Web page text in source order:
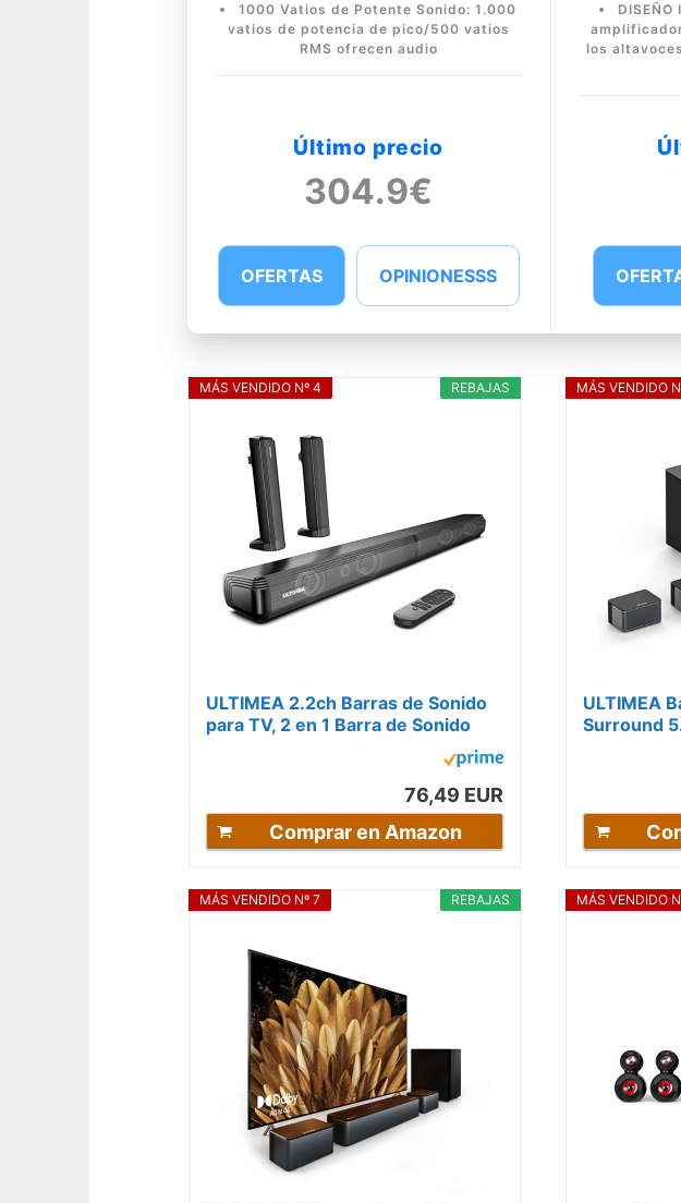
1000 Vatios de Potente Sonido: 1.000
vatios de potencia de pico/500 vatios
RMS ofrecen audio
Último precio
304.9€
OFERTAS OPINIONESSS
los
REBAJAS
MÁS VENDIDO Nº 4
ULTIMEA 2.2ch Barras de Sonido
para TV, 2 en 1 Barra de Sonido
Desmontable para TV, Bluetooth
76,49 EUR
Comprar en Amazon
MÁS VENDIDO
ULTIMEA
Surround
REBAJAS
MÁS VENDIDO Nº 7 MÁS VENDIDO